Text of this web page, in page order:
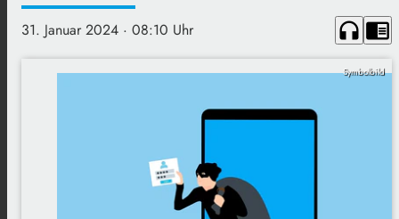
31. Januar 2024 · 08:10 Uhr headphones chrome_reader_mode
Symbolbild